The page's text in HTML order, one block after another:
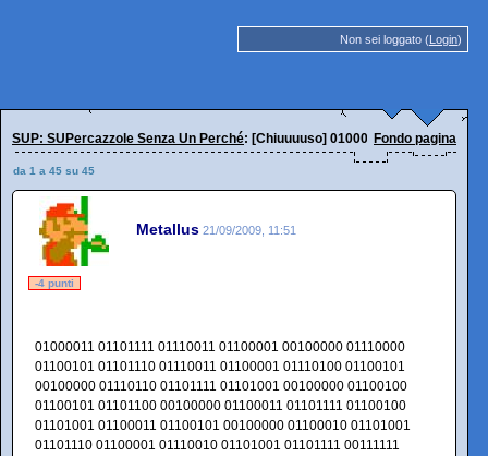
Non sei loggato (Login)
SUP: SUPercazzole Senza Un Perché: [Chiuuuuso] 01000010 01101001
Fondo pagina
da 1 a 45 su 45
Metallus 21/09/2009, 11:51
-4 punti
01000011 01101111 01110011 01100001 00100000 01110000
01100101 01101110 01110011 01100001 01110100 01100101
00100000 01110110 01101111 01101001 00100000 01100100
01100101 01101100 00100000 01100011 01101111 01100100
01101001 01100011 01100101 00100000 01100010 01101001
01101110 01100001 01110010 01101001 01101111 00111111